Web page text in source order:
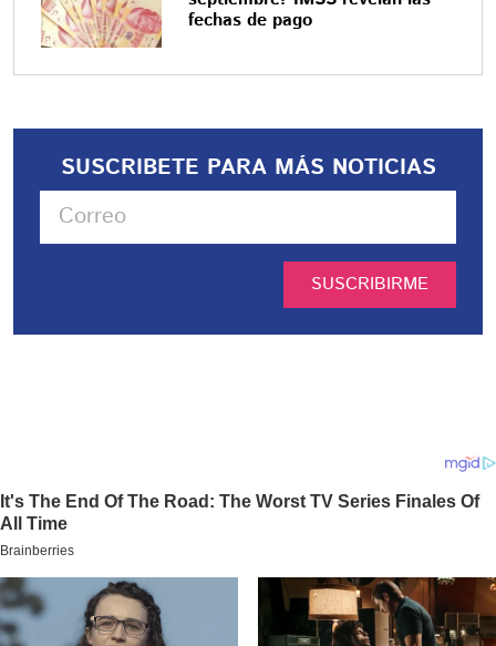
fechas de pago
SUSCRIBETE PARA MÁS NOTICIAS
SUSCRIBIRME